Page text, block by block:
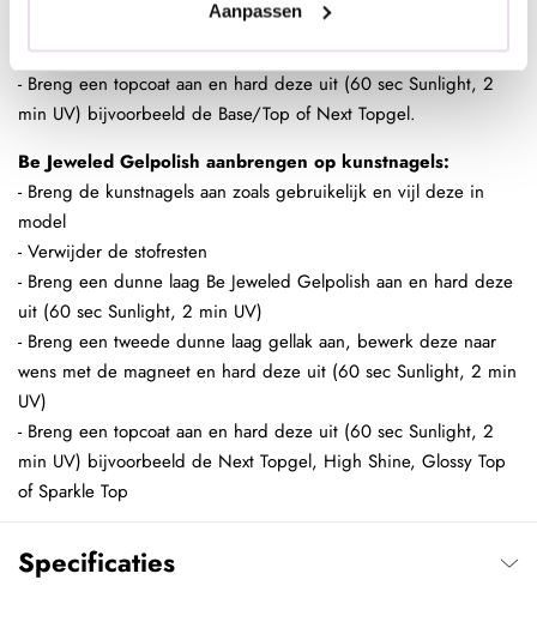
Aanpassen
wens met de magneet en hard deze uit (60 sec Sunlight, 2 min
UV)
- Breng een topcoat aan en hard deze uit (60 sec Sunlight, 2
min UV) bijvoorbeeld de Base/Top of Next Topgel.
Be Jeweled Gelpolish aanbrengen op kunstnagels:
- Breng de kunstnagels aan zoals gebruikelijk en vijl deze in
model
- Verwijder de stofresten
- Breng een dunne laag Be Jeweled Gelpolish aan en hard deze
uit (60 sec Sunlight, 2 min UV)
- Breng een tweede dunne laag gellak aan, bewerk deze naar
wens met de magneet en hard deze uit (60 sec Sunlight, 2 min
UV)
- Breng een topcoat aan en hard deze uit (60 sec Sunlight, 2
min UV) bijvoorbeeld de Next Topgel, High Shine, Glossy Top
of Sparkle Top
Specificaties